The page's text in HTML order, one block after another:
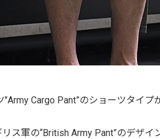
Cargo Pant”のショーツタイプ
ス軍の“British Army Pant”のデザ